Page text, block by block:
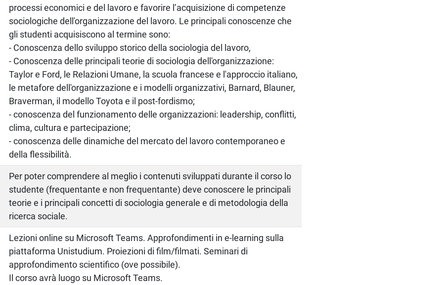
processi economici e del lavoro e favorire l’acquisizione di competenze
sociologiche dell'organizzazione del lavoro. Le principali conoscenze che
gli studenti acquisiscono al termine sono:
- Conoscenza dello sviluppo storico della sociologia del lavoro,
- Conoscenza delle principali teorie di sociologia dell'organizzazione:
Taylor e Ford, le Relazioni Umane, la scuola francese e l'approccio italiano,
le metafore dell'organizzazione e i modelli organizzativi, Barnard, Blauner,
Braverman, il modello Toyota e il post-fordismo;
- conoscenza del funzionamento delle organizzazioni: leadership, conflitti,
clima, cultura e partecipazione;
- conoscenza delle dinamiche del mercato del lavoro contemporaneo e
della flessibilità.
Per poter comprendere al meglio i contenuti sviluppati durante il corso lo
studente (frequentante e non frequentante) deve conoscere le principali
teorie e i principali concetti di sociologia generale e di metodologia della
ricerca sociale.
Lezioni online su Microsoft Teams. Approfondimenti in e-learning sulla
piattaforma Unistudium. Proiezioni di film/filmati. Seminari di
approfondimento scientifico (ove possibile).
Il corso avrà luogo su Microsoft Teams.